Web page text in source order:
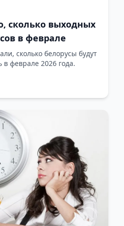
сколько выходных
в феврале
сколько белорусы будут
в феврале 2026 года.